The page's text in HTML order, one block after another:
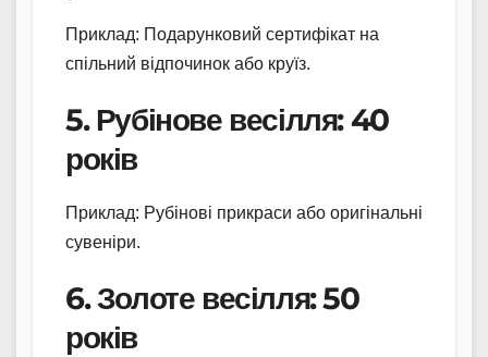
Приклад: Подарунковий сертифікат на
спільний відпочинок або круїз.
5. Рубінове весілля: 40
років
Приклад: Рубінові прикраси або оригінальні
сувеніри.
6. Золоте весілля: 50
років